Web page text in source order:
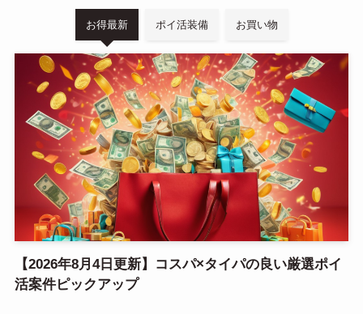
お得最新 ポイ活装備 お買い物
【2026年8月4日更新】コスパ×タイパの良い厳選ポイ
活案件ピックアップ